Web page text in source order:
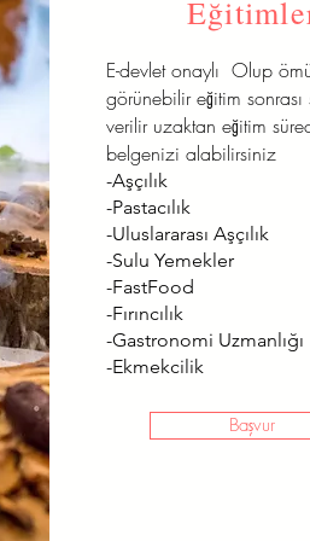
E-devlet onaylı Olup
görünebilir eğitim sonrası
verilir uzaktan eğitim
belgenizi alabilirsiniz
-Aşçılık
-Pastacılık
-Uluslararası Aşçılık
-Sulu Yemekler
-FastFood
-Fırıncılık
-Gastronomi Uzmanlığı
-Ekmekcilik
Başvur